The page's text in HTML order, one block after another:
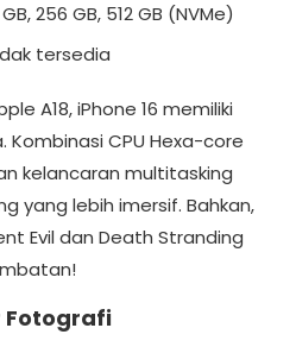
GB, 256 GB, 512 GB (NVMe)
tersedia
A18, iPhone 16 memiliki
CPU Hexa-core
kelancaran multitasking
yang lebih imersif. Bahkan,
Evil dan Death Stranding
Fotografi